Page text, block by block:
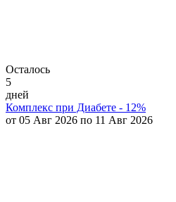
Осталось
5
дней
Комплекс при Диабете - 12%
от 05 Авг 2026 по 11 Авг 2026